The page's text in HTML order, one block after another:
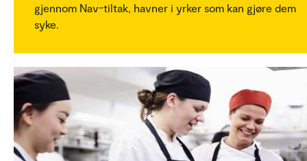
gjennom Nav-tiltak, havner i yrker som kan gjøre dem
syke.